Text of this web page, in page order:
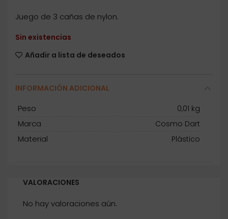
Juego de 3 cañas de nylon.
Sin existencias
Añadir a lista de deseados
INFORMACIÓN ADICIONAL
Peso 0,01 kg
Marca Cosmo Dart
Material Plástico
VALORACIONES
No hay valoraciones aún.